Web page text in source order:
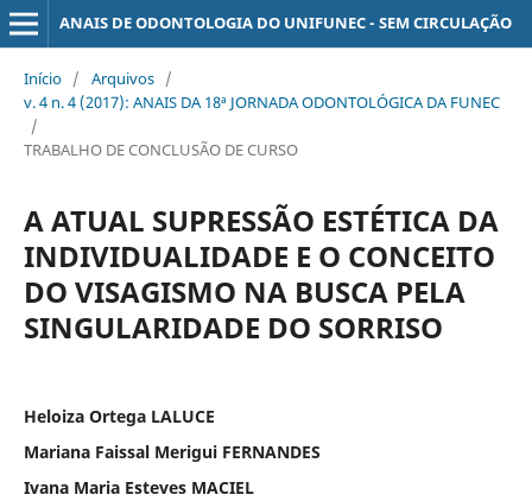
ANAIS DE ODONTOLOGIA DO UNIFUNEC - SEM CIRCULAÇÃO
Início / Arquivos /
v. 4 n. 4 (2017): ANAIS DA 18ª JORNADA ODONTOLÓGICA DA FUNEC
/
TRABALHO DE CONCLUSÃO DE CURSO
A ATUAL SUPRESSÃO ESTÉTICA DA
INDIVIDUALIDADE E O CONCEITO
DO VISAGISMO NA BUSCA PELA
SINGULARIDADE DO SORRISO
Heloiza Ortega LALUCE
Mariana Faissal Merigui FERNANDES
Ivana Maria Esteves MACIEL